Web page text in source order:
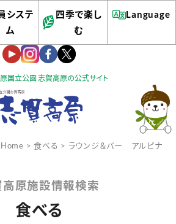
国立公園 志賀高原の公式サイト
システ
ム
四季で楽し
む
Language
Home >食べる > ラウンジ＆バー アルピナ
高原施設情報検索
食べる